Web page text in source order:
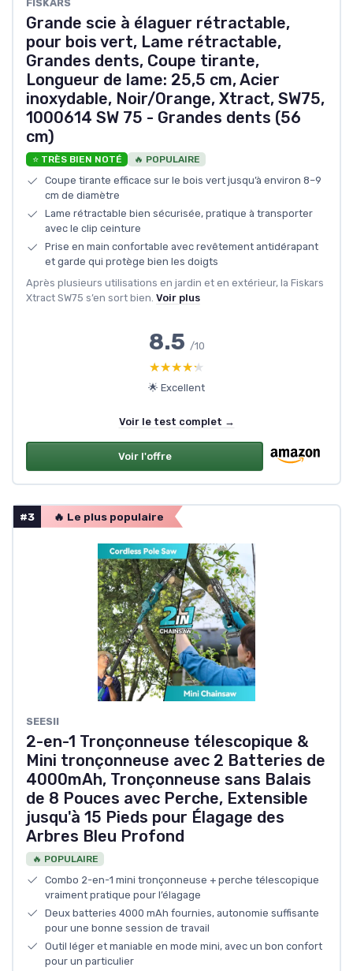
FISKARS
Grande scie à élaguer rétractable,
pour bois vert, Lame rétractable,
Grandes dents, Coupe tirante,
Longueur de lame: 25,5 cm, Acier
inoxydable, Noir/Orange, Xtract, SW75,
1000614 SW 75 - Grandes dents (56
cm)
⭐ TRÈS BIEN NOTÉ 🔥 POPULAIRE
Coupe tirante efficace sur le bois vert jusqu’à environ 8–9
cm de diamètre
Lame rétractable bien sécurisée, pratique à transporter
avec le clip ceinture
Prise en main confortable avec revêtement antidérapant
et garde qui protège bien les doigts
Après plusieurs utilisations en jardin et en extérieur, la Fiskars
Xtract SW75 s’en sort bien. Voir plus
8.5 /10
★★★★★
★★★★★
🌟 Excellent
Voir le test complet →
Voir l'offre
#3 🔥 Le plus populaire
SEESII
2-en-1 Tronçonneuse télescopique &
Mini tronçonneuse avec 2 Batteries de
4000mAh, Tronçonneuse sans Balais
de 8 Pouces avec Perche, Extensible
jusqu'à 15 Pieds pour Élagage des
Arbres Bleu Profond
🔥 POPULAIRE
Combo 2-en-1 mini tronçonneuse + perche télescopique
vraiment pratique pour l’élagage
Deux batteries 4000 mAh fournies, autonomie suffisante
pour une bonne session de travail
Outil léger et maniable en mode mini, avec un bon confort
pour un particulier